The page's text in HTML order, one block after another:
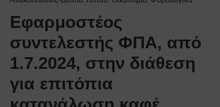
Ενημέρωση
Επικοινωνία
Εφαρμοστέος
συντελεστής ΦΠΑ, από
1.7.2024, στην διάθεση
για επιτόπια